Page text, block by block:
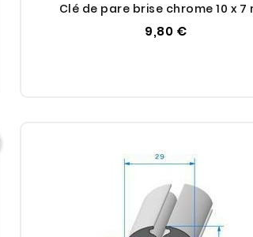
Clé de pare brise chrome 10 x 7
9,80 €